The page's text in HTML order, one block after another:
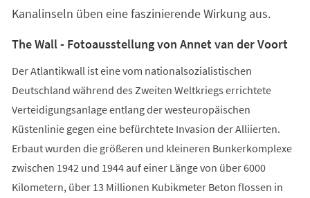
Kanalinseln üben eine faszinierende Wirkung aus.
The Wall - Fotoausstellung von Annet van der Voort
Der Atlantikwall ist eine vom nationalsozialistischen
Deutschland während des Zweiten Weltkriegs errichtete
Verteidigungsanlage entlang der westeuropäischen
Küstenlinie gegen eine befürchtete Invasion der Alliierten.
Erbaut wurden die größeren und kleineren Bunkerkomplexe
zwischen 1942 und 1944 auf einer Länge von über 6000
Kilometern, über 13 Millionen Kubikmeter Beton flossen in